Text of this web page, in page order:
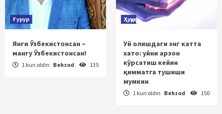
Ғурур
Янги Ўзбекистонсан –
мангу Ўзбекистонсан!
1 kun oldin Behzod 135
Ҳуқуқ
Уй олишдаги энг катта
хато: уйни арзон
кўрсатиш кейин
қимматга тушиши
мумкин
1 kun oldin Behzod 150